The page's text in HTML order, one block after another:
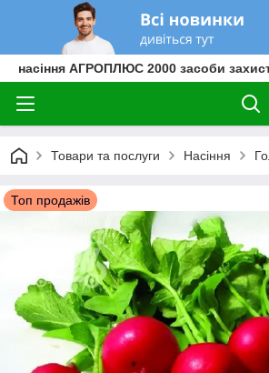
насіння АГРОПЛЮС 2000 засоби
Товари та послуги Насіння
Топ продажів